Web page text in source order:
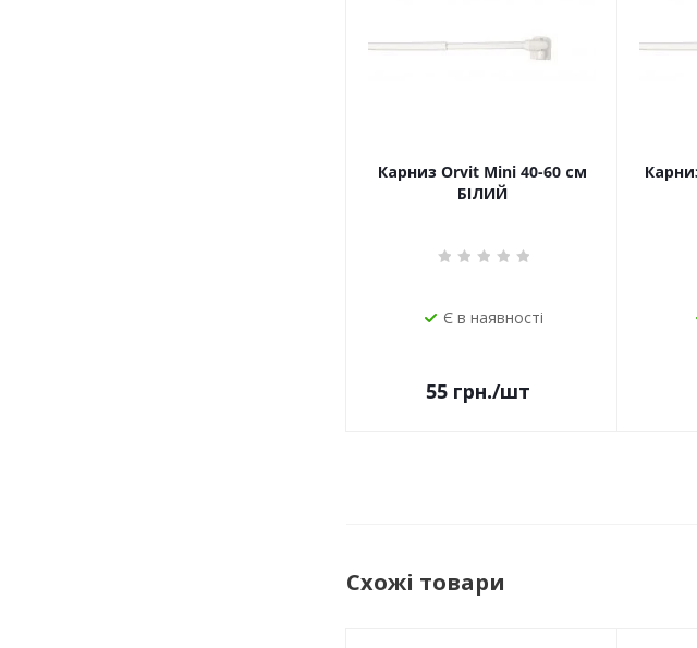
Карниз Orvit Mini 40-60 см
БІЛИЙ
Є в наявності
55 грн./шт
Схожі товари